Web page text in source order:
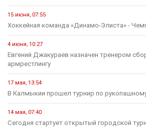
15 июня, 07:55
Хоккейная команда «Динамо-Элиста» -
4 июня, 10:27
Евгений Джакураев назначен тренером
армрестлингу
17 мая, 13:54
В Калмыкии прошел турнир по
14 мая, 07:40
Сегодня стартует открытый городской